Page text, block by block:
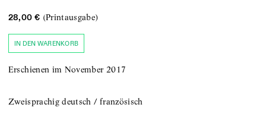
28,00 € (Printausgabe)
IN DEN WARENKORB
Erschienen im November 2017
Zweisprachig deutsch / französisch